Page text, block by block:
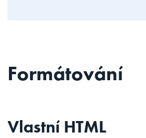
Formátování
Vlastní HTML